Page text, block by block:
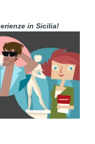
in Sicilia!